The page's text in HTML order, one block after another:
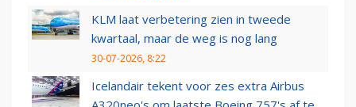
KLM laat verbetering zien in tweede
kwartaal, maar de weg is nog lang
30-07-2026, 8:22
Icelandair tekent voor zes extra Airbus